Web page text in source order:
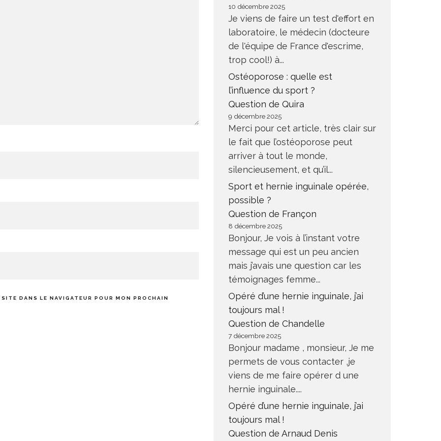
DANS LE NAVIGATEUR POUR MON PROCHAIN
10 décembre 2025
Je viens de faire un test d'effort en
laboratoire, le médecin (docteure
de l'équipe de France d'escrime,
trop cool!) à...
Ostéoporose : quelle est
l’influence du sport ?
Question de Quira
9 décembre 2025
Merci pour cet article, très clair sur
le fait que l’ostéoporose peut
arriver à tout le monde,
silencieusement, et qu’il...
Sport et hernie inguinale opérée,
possible ?
Question de Françon
8 décembre 2025
Bonjour, Je vois à l’instant votre
message qui est un peu ancien
mais j’avais une question car les
témoignages femme...
Opéré d’une hernie inguinale, j’ai
toujours mal !
Question de Chandelle
7 décembre 2025
Bonjour madame , monsieur, Je me
permets de vous contacter ,je
viens de me faire opérer d une
hernie inguinale....
Opéré d’une hernie inguinale, j’ai
toujours mal !
Question de Arnaud Denis